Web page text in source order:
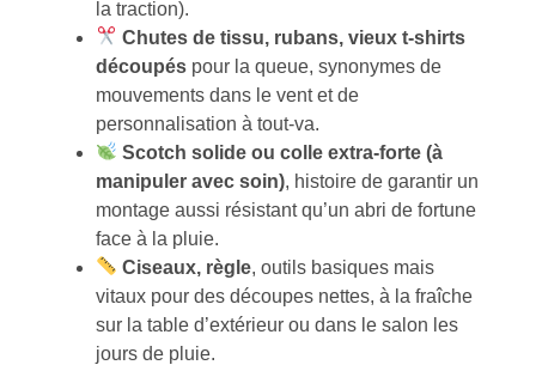
la traction).
Chutes de tissu, rubans, vieux t-shirts
découpés pour la queue, synonymes de
mouvements dans le vent et de
personnalisation à tout-va.
Scotch solide ou colle extra-forte (à
manipuler avec soin), histoire de garantir un
montage aussi résistant qu’un abri de fortune
face à la pluie.
Ciseaux, règle, outils basiques mais
vitaux pour des découpes nettes, à la fraîche
sur la table d’extérieur ou dans le salon les
jours de pluie.